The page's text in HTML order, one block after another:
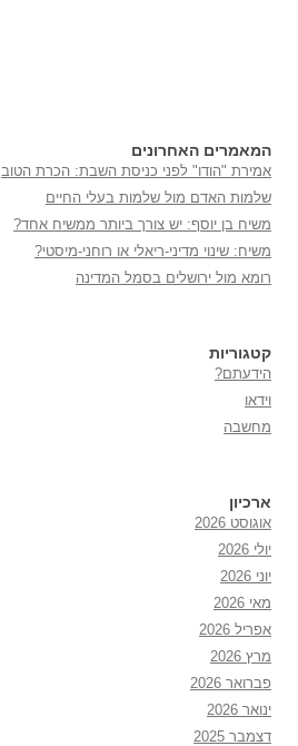
המאמרים האחרונים
אמירת "הודו" לפני כניסת השבת: הכרת הטוב
שלמות האדם מול שלמות בעלי החיים
משיח בן יוסף: יש צורך ביותר ממשיח אחד?
משיח: שינוי מדיני-ריאלי או רוחני-מיסטי?
רומא מול ירושלים בסמל המדינה
קטגוריות
הידעתם?
וידאו
מחשבה
ארכיון
אוגוסט 2026
יולי 2026
יוני 2026
מאי 2026
אפריל 2026
מרץ 2026
פברואר 2026
ינואר 2026
דצמבר 2025